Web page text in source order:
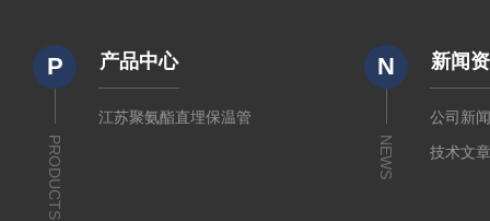
P
PRODUCTS
产品中心
江苏聚氨酯直埋保温管
N
NEWS
新闻
公司新
技术文